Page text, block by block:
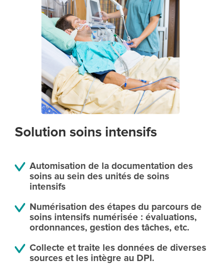
Solution soins intensifs
Automisation de la documentation des
soins au sein des unités de soins
intensifs
Numérisation des étapes du parcours de
soins intensifs numérisée : évaluations,
ordonnances, gestion des tâches, etc.
Collecte et traite les données de diverses
sources et les intègre au DPI.